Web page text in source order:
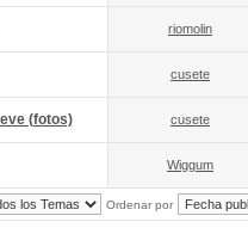
riomolin
cusete
(fotos) cusete
Wiggum
Ordenar por